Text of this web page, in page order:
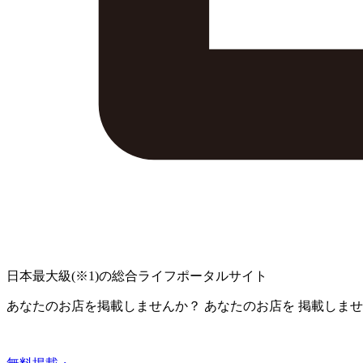
日本最大級(※1)の総合ライフポータルサイト
あなたのお店を掲載しませんか？ あなたのお店を 掲載しま